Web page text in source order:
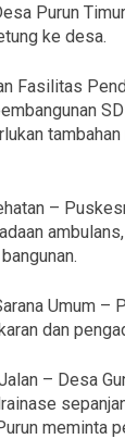
Purun
ke desa.
Fasilitas
–
Umum –
dan
– Desa
meminta